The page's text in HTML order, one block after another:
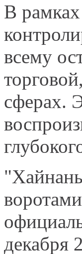
В
всему
сферах.
декабря